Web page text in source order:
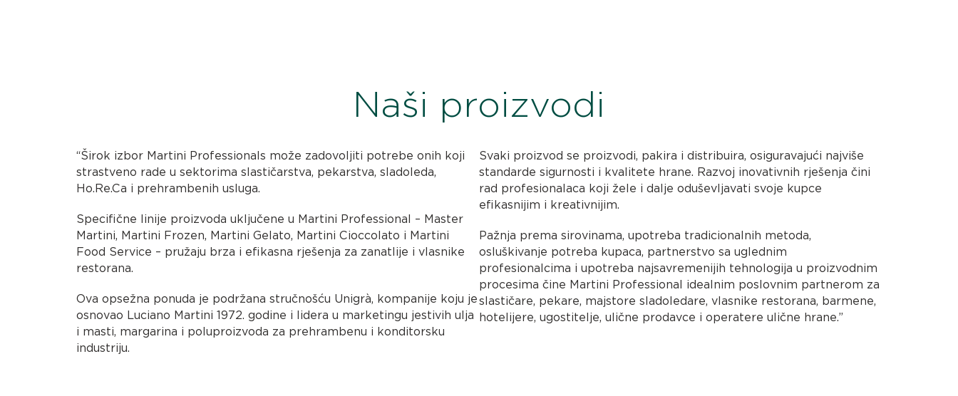
Naši proizvodi
“Širok izbor Martini Professionals može zadovoljiti potrebe onih koji
strastveno rade u sektorima slastičarstva, pekarstva, sladoleda,
Ho.Re.Ca i prehrambenih usluga.
Specifične linije proizvoda uključene u Martini Professional – Master
Martini, Martini Frozen, Martini Gelato, Martini Cioccolato i Martini
Food Service – pružaju brza i efikasna rješenja za zanatlije i vlasnike
restorana.
Ova opsežna ponuda je podržana stručnošću Unigrà, kompanije koju je
osnovao Luciano Martini 1972. godine i lidera u marketingu jestivih ulja
i masti, margarina i poluproizvoda za prehrambenu i konditorsku
industriju.
Svaki proizvod se proizvodi, pakira i distribuira, osiguravajući najviše
standarde sigurnosti i kvalitete hrane. Razvoj inovativnih rješenja čini
rad profesionalaca koji žele i dalje oduševljavati svoje kupce
efikasnijim i kreativnijim.
Pažnja prema sirovinama, upotreba tradicionalnih metoda,
osluškivanje potreba kupaca, partnerstvo sa uglednim
profesionalcima i upotreba najsavremenijih tehnologija u proizvodnim
procesima čine Martini Professional idealnim poslovnim partnerom za
slastičare, pekare, majstore sladoledare, vlasnike restorana, barmene,
hotelijere, ugostitelje, ulične prodavce i operatere ulične hrane.”